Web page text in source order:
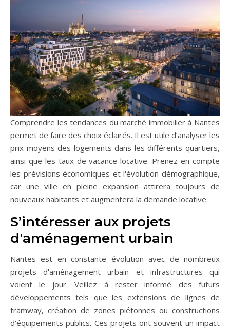
Comprendre les tendances du marché immobilier à Nantes
permet de faire des choix éclairés. Il est utile d’analyser les
prix moyens des logements dans les différents quartiers,
ainsi que les taux de vacance locative. Prenez en compte
les prévisions économiques et l'évolution démographique,
car une ville en pleine expansion attirera toujours de
nouveaux habitants et augmentera la demande locative.
S’intéresser aux projets
d'aménagement urbain
Nantes est en constante évolution avec de nombreux
projets d'aménagement urbain et infrastructures qui
voient le jour. Veillez à rester informé des futurs
développements tels que les extensions de lignes de
tramway, création de zones piétonnes ou constructions
d'équipements publics. Ces projets ont souvent un impact